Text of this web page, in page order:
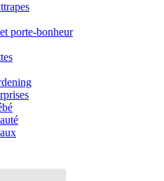
porte-bonheur